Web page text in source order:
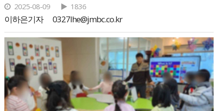
2025-08-09 1836
이하은기자 0327lhe@jmbc.co.kr